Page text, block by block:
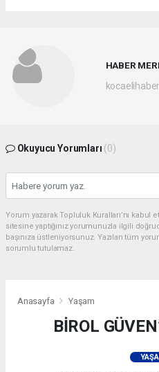
HABER
Okuyucu Yorumları (0)
Yorum yazarak Topluluk Kuralları’nı
sitesine yaptığınız yorumunuzla ilgili
başınıza üstleniyorsunuz. Yazılan tüm
sorumlu tutulamaz.
Anasayfa Yaşam
BİROL